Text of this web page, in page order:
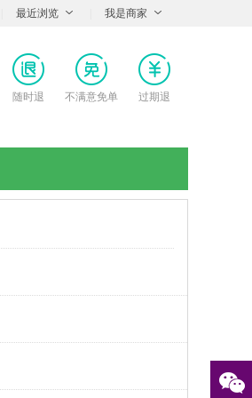
最近浏览 我是商家
随时退 不满意免单 过期退